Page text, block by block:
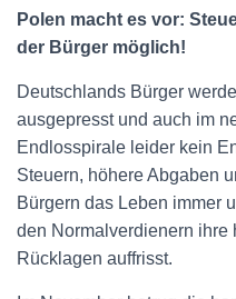
Polen macht es vor:
der Bürger möglich!
Deutschlands Bürger
ausgepresst und auch im
Endlosspirale leider kein
Steuern, höhere Abgaben
Bürgern das Leben immer
den Normalverdienern ihre
Rücklagen auffrisst.